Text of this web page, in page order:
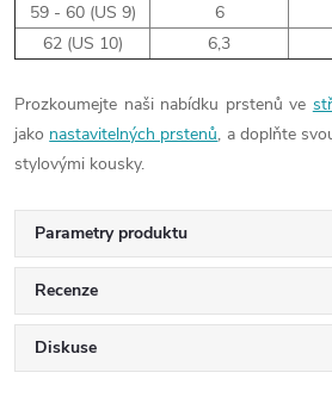
59 - 60 (US 9)
6
62 (US 10)
6,3
Prozkoumejte naši nabídku prstenů ve
jako nastavitelných prstenů, a doplňte
stylovými kousky.
Parametry produktu
Recenze
Diskuse